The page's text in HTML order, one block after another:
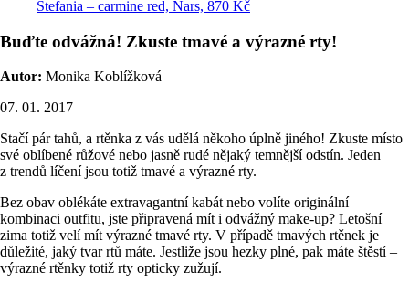
Buďte odvážná! Zkuste tmavé a výrazné rty!
Autor: Monika Koblížková
07. 01. 2017
Stačí pár tahů, a rtěnka z vás udělá někoho úplně jiného! Zkuste místo
své oblíbené růžové nebo jasně rudé nějaký temnější odstín. Jeden
z trendů líčení jsou totiž tmavé a výrazné rty.
Bez obav oblékáte extravagantní kabát nebo volíte originální
kombinaci outfitu, jste připravená mít i odvážný make-up? Letošní
zima totiž velí mít výrazné tmavé rty. V případě tmavých rtěnek je
důležité, jaký tvar rtů máte. Jestliže jsou hezky plné, pak máte štěstí –
výrazné rtěnky totiž rty opticky zužují.